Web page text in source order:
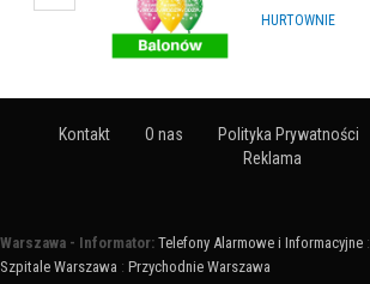
SZKOLENIA I KURSY
Kontakt O nas Polityka Prywatności
Reklama
Warszawa - Informator: Telefony Alarmowe i Informacyjne :
Szpitale Warszawa : Przychodnie Warszawa